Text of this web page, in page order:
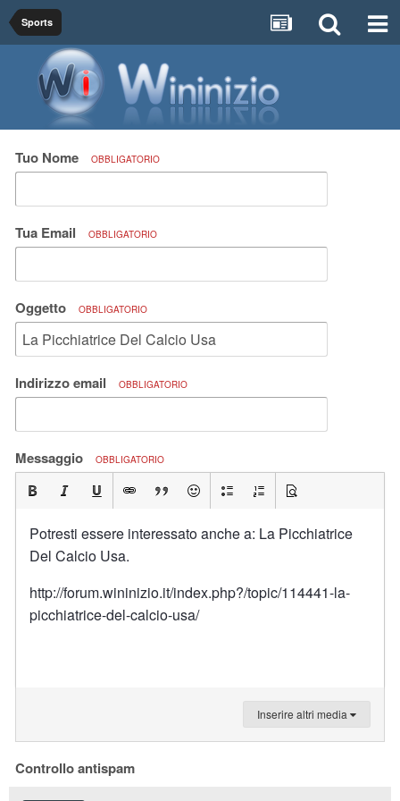
Sports
Tuo Nome OBBLIGATORIO
Tua Email OBBLIGATORIO
Oggetto OBBLIGATORIO
Indirizzo email OBBLIGATORIO
Messaggio OBBLIGATORIO
Potresti essere interessato anche a: La Picchiatrice
Del Calcio Usa.
http://forum.wininizio.it/index.php?/topic/114441-la-
picchiatrice-del-calcio-usa/
Inserire altri media
Controllo antispam